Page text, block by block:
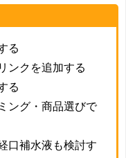
る
ンクを追加する
る
ング・商品選びで
口補水液も検討す